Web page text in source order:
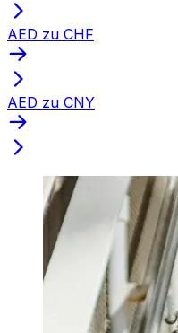
AED zu CHF
AED zu CNY